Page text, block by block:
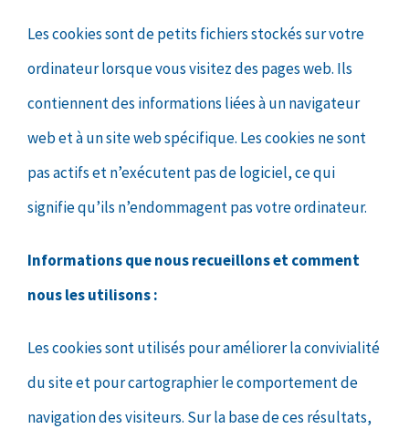
Les cookies sont de petits fichiers stockés sur votre
ordinateur lorsque vous visitez des pages web. Ils
contiennent des informations liées à un navigateur
web et à un site web spécifique. Les cookies ne sont
pas actifs et n’exécutent pas de logiciel, ce qui
signifie qu’ils n’endommagent pas votre ordinateur.
Informations que nous recueillons et comment
nous les utilisons :
Les cookies sont utilisés pour améliorer la convivialité
du site et pour cartographier le comportement de
navigation des visiteurs. Sur la base de ces résultats,